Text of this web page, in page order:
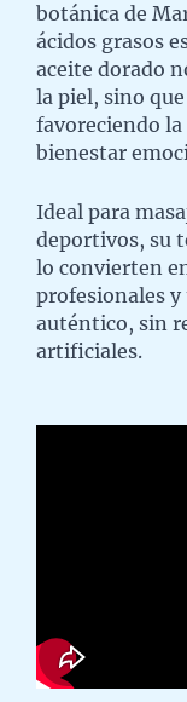
botánica de
ácidos grasos
aceite dorado
la piel, sino
favoreciendo
bienestar
Ideal para
deportivos, su
lo convierten
profesionales y
auténtico, sin
artificiales.